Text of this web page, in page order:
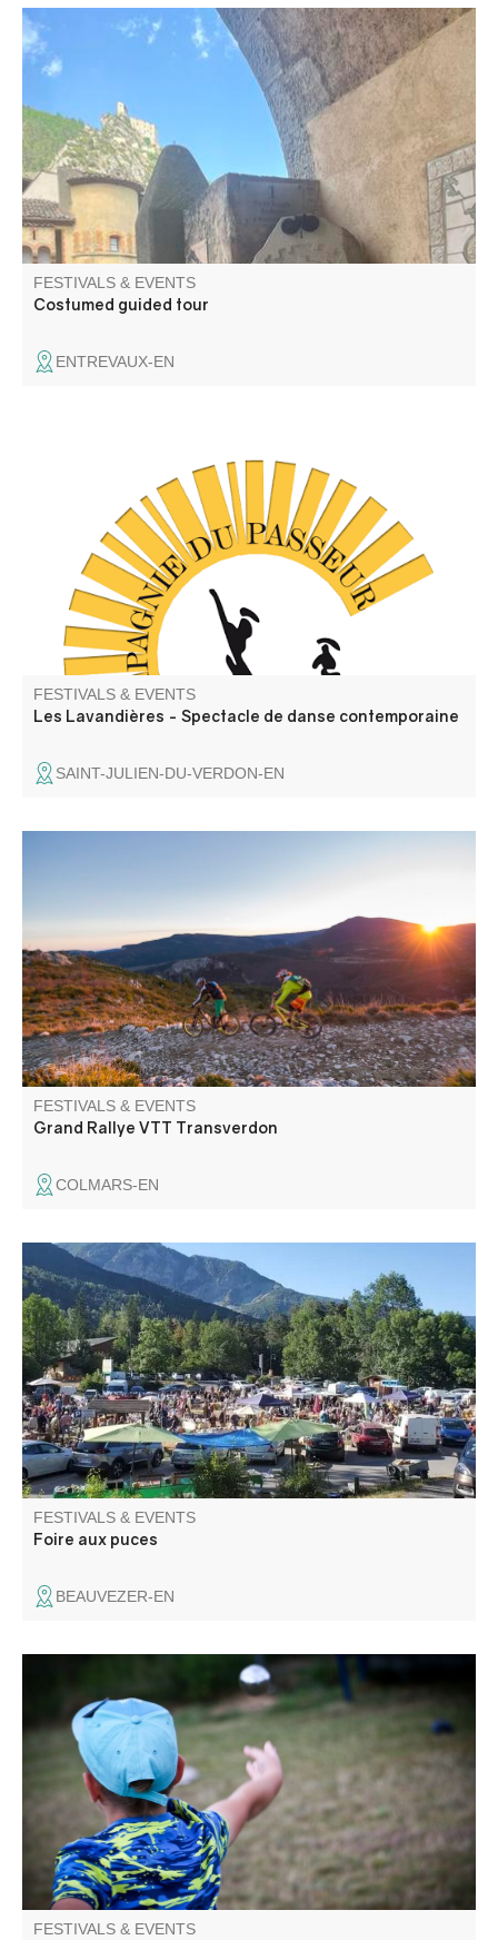
Let Madeleine Garcin guide you through the narrow
streets and discover the daily life of an 18th century
stronghold.
FESTIVALS & EVENTS
Costumed guided tour
ENTREVAUX-EN
C'est un spectacle de danse contemporaine (Cie du
Passeur / Efi Farmaki), fait revivre la mémoire des lavoirs
et des lavandières en chant, texte et danse. Atelier de
médiation pour les enfants avant la représentation, autour
d'objets liés aux lavoirs.
FESTIVALS & EVENTS
Les Lavandières - Spectacle de danse contemporaine
SAINT-JULIEN-DU-VERDON-EN
on 30 to 40 km daily for 1100 to 1400m of cumulative
vertical drop.
FESTIVALS & EVENTS
Grand Rallye VTT Transverdon
COLMARS-EN
Foire aux puces, buvette et repas sur place organisé par
le comité des fêtes de Beauvezer.
FESTIVALS & EVENTS
Foire aux puces
BEAUVEZER-EN
An essential summer sport, pétanque is also for children.
FESTIVALS & EVENTS